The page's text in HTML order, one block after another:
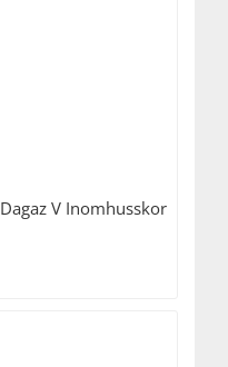
Dagaz V Inomhusskor